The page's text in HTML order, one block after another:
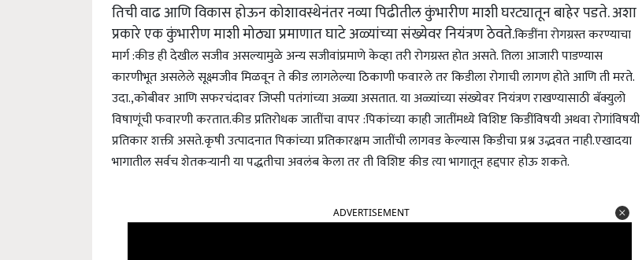
तिची वाढ आणि विकास होऊन कोशावस्थेनंतर नव्या पिढीतील कुंभारीण माशी घरट्यातून बाहेर पडते. अशा
प्रकारे एक कुंभारीण माशी मोठ्या प्रमाणात घाटे अळ्यांच्या संख्येवर नियंत्रण ठेवते.किडींना रोगग्रस्त करण्याचा
मार्ग :कीड ही देखील सजीव असल्यामुळे अन्य सजीवांप्रमाणे केव्हा तरी रोगग्रस्त होत असते. तिला आजारी पाडण्यास
कारणीभूत असलेले सूक्ष्मजीव मिळवून ते कीड लागलेल्या ठिकाणी फवारले तर किडीला रोगाची लागण होते आणि ती मरते.
उदा.,कोबीवर आणि सफरचंदावर जिप्सी पतंगांच्या अळ्या असतात. या अळ्यांच्या संख्येवर नियंत्रण राखण्यासाठी बॅक्युलो
विषाणूंची फवारणी करतात.कीड प्रतिरोधक जातींचा वापर :पिकांच्या काही जातींमध्ये विशिष्ट किडींविषयी अथवा रोगांविषयी
प्रतिकार शक्ती असते.कृषी उत्पादनात पिकांच्या प्रतिकारक्षम जातींची लागवड केल्यास किडीचा प्रश्न उद्भवत नाही.एखादया
भागातील सर्वच शेतकऱ्यानी या पद्धतीचा अवलंब केला तर ती विशिष्ट कीड त्या भागातून हद्दपार होऊ शकते.